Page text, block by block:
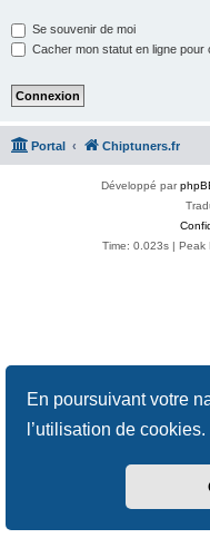
En poursuivant votre
l’utilisation de cookies.
Se souvenir de moi
Cacher mon statut en ligne pour
Portal Chiptuners.fr
Développé par
Time: 0.023s | Peak